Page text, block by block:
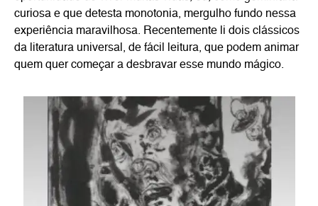
curiosa e que detesta monotonia, mergulho fundo nessa
experiência maravilhosa. Recentemente li dois clássicos
da literatura universal, de fácil leitura, que podem animar
quem quer começar a desbravar esse mundo mágico.